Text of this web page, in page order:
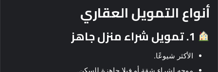
أنواع التمويل العقاري
الأكثر شيوعًا.